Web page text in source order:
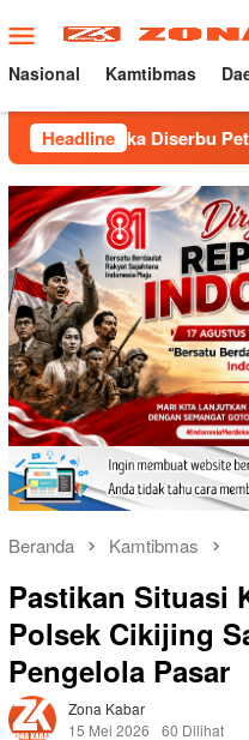
ke
konten
Menu
Mobile
Nasional Kamtibmas
Headline
Diserbu Petani Bawang
Beranda Kamtibmas
Pastikan Situasi
Polsek Cikijing
Pengelola Pasar
Zona Kabar
15 Mei 2026
60 Dilihat